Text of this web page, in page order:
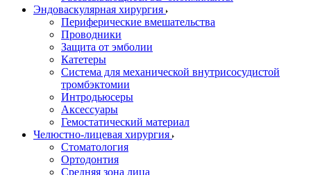
Эндоваскулярная хирургия
Периферические вмешательства
Проводники
Защита от эмболии
Катетеры
Система для механической внутрисосудистой
тромбэктомии
Интродьюсеры
Аксессуары
Гемостатический материал
Челюстно-лицевая хирургия
Стоматология
Ортодонтия
Средняя зона лица